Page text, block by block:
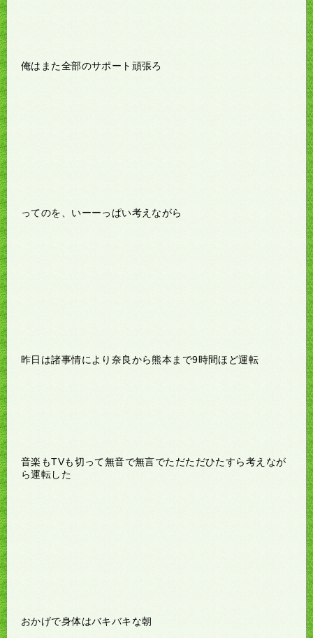
俺はまた全部のサポート頑張ろ
ってのを、いーーっぱい考えながら
昨日は諸事情により奈良から熊本まで9時間ほど運転
音楽もTVも切って無音で無言でただただひたすら考えなが
ら運転した
おかげで身体はバキバキな朝